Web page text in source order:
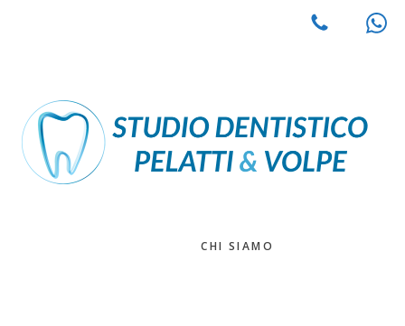
primaria
CHI SIAMO